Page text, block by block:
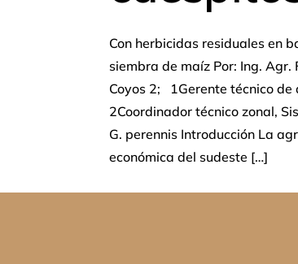
Con herbicidas residuales en
siembra de maíz Por: Ing. Agr.
Coyos 2; 1Gerente técnico
2Coordinador técnico zonal,
G. perennis Introducción La
económica del sudeste […]